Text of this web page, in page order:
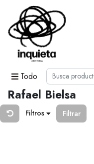
Todo
Rafael Bielsa
Filtros Filtrar